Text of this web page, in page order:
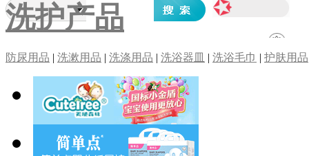
洗护产品
防尿用品 | 洗漱用品 | 洗涤用品 | 洗浴器皿 | 洗浴毛巾 | 护肤用品